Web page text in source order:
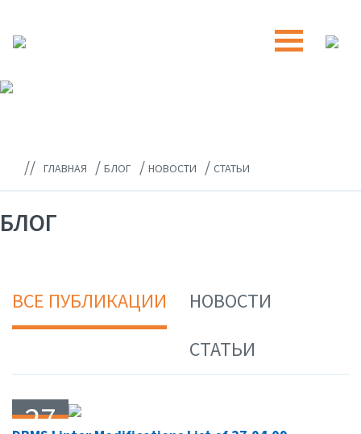
// ГЛАВНАЯ / БЛОГ / НОВОСТИ / СТАТЬИ
БЛОГ
ВСЕ ПУБЛИКАЦИИ
НОВОСТИ
СТАТЬИ
27